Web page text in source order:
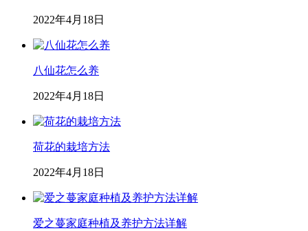
2022年4月18日
八仙花怎么养
2022年4月18日
荷花的栽培方法
2022年4月18日
爱之蔓家庭种植及养护方法详解